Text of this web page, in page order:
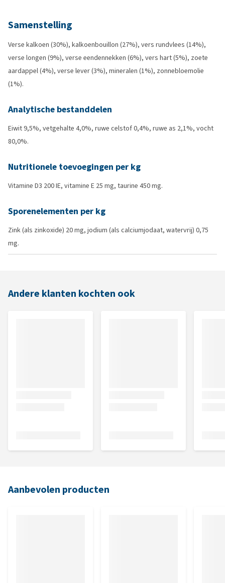
Samenstelling
Verse kalkoen (30%), kalkoenbouillon (27%), vers rundvlees (14%),
verse longen (9%), verse eendennekken (6%), vers hart (5%), zoete
aardappel (4%), verse lever (3%), mineralen (1%), zonnebloemolie
(1%).
Analytische bestanddelen
Eiwit 9,5%, vetgehalte 4,0%, ruwe celstof 0,4%, ruwe as 2,1%, vocht
80,0%.
Nutritionele toevoegingen per kg
Vitamine D3 200 IE, vitamine E 25 mg, taurine 450 mg.
Sporenelementen per kg
Zink (als zinkoxide) 20 mg, jodium (als calciumjodaat, watervrij) 0,75
mg.
Andere klanten kochten ook
Aanbevolen producten